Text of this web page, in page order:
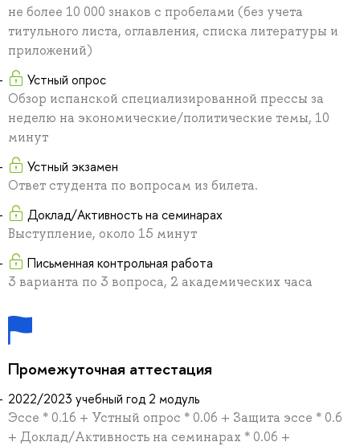
не более 10 000 знаков с пробелами (без учета
титульного листа, оглавления, списка литературы и
приложений)
Устный опрос
Обзор испанской специализированной прессы за
неделю на экономические/политические темы, 10
минут
Устный экзамен
Ответ студента по вопросам из билета.
Доклад/Активность на семинарах
Выступление, около 15 минут
Письменная контрольная работа
3 варианта по 3 вопроса, 2 академических часа
Промежуточная аттестация
2022/2023 учебный год 2 модуль
Эссе * 0.16 + Устный опрос * 0.06 + Защита эссе * 0.6
+ Доклад/Активность на семинарах * 0.06 +